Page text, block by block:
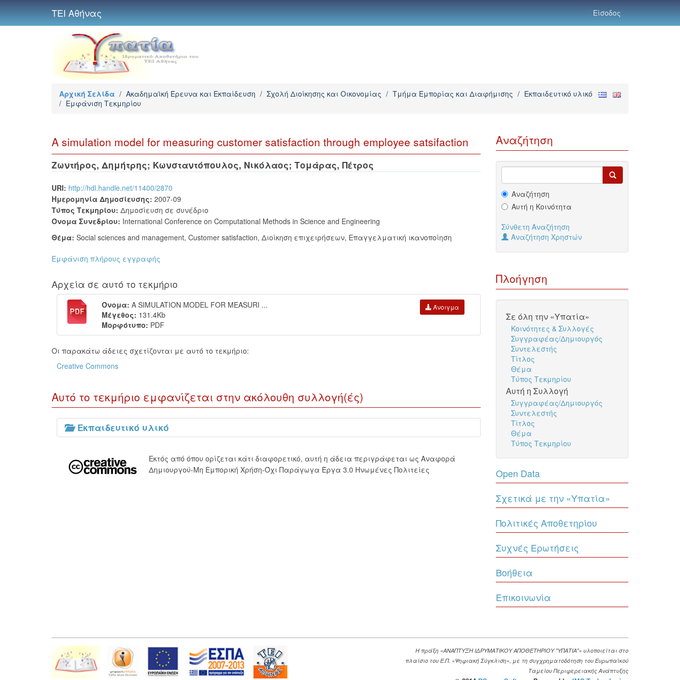
ΤΕΙ Αθήνας Είσοδος
Αρχική Σελίδα / Ακαδημαϊκή Έρευνα και Εκπαίδευση / Σχολή Διοίκησης και Οικονομίας / Τμήμα Εμπορίας και Διαφήμισης / Εκπαιδευτικό υλικό
/ Εμφάνιση Τεκμηρίου
A simulation model for measuring customer satisfaction through employee satsifaction
Ζωντήρος, Δημήτρης; Κωνσταντόπουλος, Νικόλαος; Τομάρας, Πέτρος
URI: http://hdl.handle.net/11400/2870
Ημερομηνία Δημοσίευσης: 2007-09
Τύπος Τεκμηρίου: Δημοσίευση σε συνέδριο
Όνομα Συνεδρίου: International Conference on Computational Methods in Science and Engineering
Θέμα: Social sciences and management, Customer satisfaction, Διοίκηση επιχειρήσεων, Επαγγελματική ικανοποίηση
Εμφάνιση πλήρους εγγραφής
Αρχεία σε αυτό το τεκμήριο
Όνομα: A SIMULATION MODEL FOR MEASURI ...
Μέγεθος: 131.4Kb
Μορφότυπο: PDF
Άνοιγμα
Οι παρακάτω άδειες σχετίζονται με αυτό το τεκμήριο:
Creative Commons
Αυτό το τεκμήριο εμφανίζεται στην ακόλουθη συλλογή(ές)
Εκπαιδευτικό υλικό
Εκτός από όπου ορίζεται κάτι διαφορετικό, αυτή η άδεια περιγράφεται ως Αναφορά
Δημιουργού-Μη Εμπορική Χρήση-Όχι Παράγωγα Έργα 3.0 Ηνωμένες Πολιτείες
Αναζήτηση
Αναζήτηση
Αυτή η Κοινότητα
Σύνθετη Αναζήτηση
Αναζήτηση Χρηστών
Πλοήγηση
Σε όλη την «Υπατία»
Κοινότητες & Συλλογές
Συγγραφέας/Δημιουργός
Συντελεστής
Τίτλος
Θέμα
Τύπος Τεκμηρίου
Αυτή η Συλλογή
Συγγραφέας/Δημιουργός
Συντελεστής
Τίτλος
Θέμα
Τύπος Τεκμηρίου
Open Data
Σχετικά με την «Υπατία»
Πολιτικές Αποθετηρίου
Συχνές Ερωτήσεις
Βοήθεια
Επικοινωνία
Η πράξη «ΑΝΑΠΤΥΞΗ ΙΔΡΥΜΑΤΙΚΟΥ ΑΠΟΘΕΤΗΡΙΟΥ "ΥΠΑΤΙΑ"» υλοποιείται στο
πλαίσιο του Ε.Π. «Ψηφιακή Σύγκλιση», με τη συγχρηματοδότηση του Ευρωπαϊκού
Ταμείου Περιφερειακής Ανάπτυξης